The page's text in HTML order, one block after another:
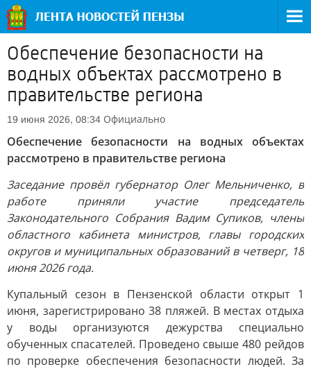
Обеспечение безопасности на
водных объектах рассмотрено в
правительстве региона
19 июня 2026, 08:34 Официально
Обеспечение безопасности на водных объектах
рассмотрено в правительстве региона
Заседание провёл губернатор Олег Мельниченко, в
работе приняли участие председатель
Законодательного Собрания Вадим Супиков, члены
областного кабинета министров, главы городских
округов и муниципальных образований в четверг, 18
июня 2026 года.
Купальный сезон в Пензенской области открыт 1
июня, зарегистрировано 38 пляжей. В местах отдыха
у воды организуются дежурства специально
обученных спасателей. Проведено свыше 480 рейдов
по проверке обеспечения безопасности людей. За